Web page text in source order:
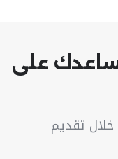
على
تقديم